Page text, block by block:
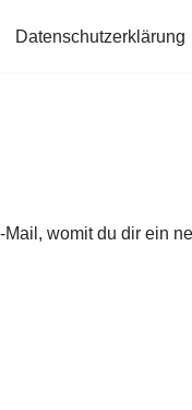
Datenschutzerklärung
womit du dir ein